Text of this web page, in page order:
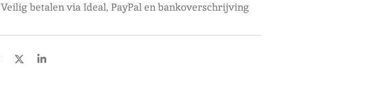
Veilig betalen via Ideal, PayPal en bankoverschrijving
D
S